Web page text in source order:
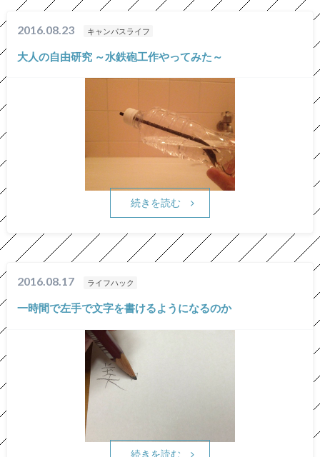
2016.08.23 キャンパスライフ
大人の自由研究 ～水鉄砲工作やってみた～
続きを読む
2016.08.17 ライフハック
一時間で左手で文字を書けるようになるのか
続きを読む